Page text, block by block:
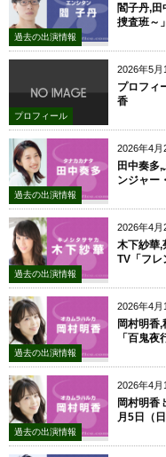
過去の出演情報
閻子丹,
捜査班～」
2026年5月
プロフィール
プロフィ
香
2026年4月
過去の出演情報
田中奏多
ンジャー
2026年4月
過去の出演情報
木下紗華
TV「フレ
2026年4月
過去の出演情報
岡村明香
「百鬼
2026年4月
過去の出演情報
岡村明香
月5日（